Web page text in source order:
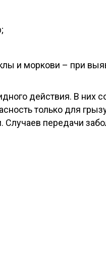
и моркови – при
действия. В них
только для
передачи